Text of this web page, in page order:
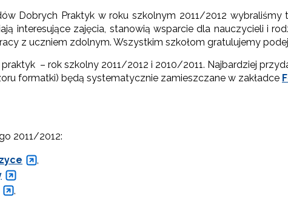
Dobrych Praktyk w roku szkolnym 2011/2012
interesujące zajęcia, stanowią wsparcie dla nauczycieli i
z uczniem zdolnym. Wszystkim szkołom gratulujemy
– rok szkolny 2011/2012 i 2010/2011. Najbardziej
formatki) będą systematycznie zamieszczane w zakładce
2011/2012:
,
,